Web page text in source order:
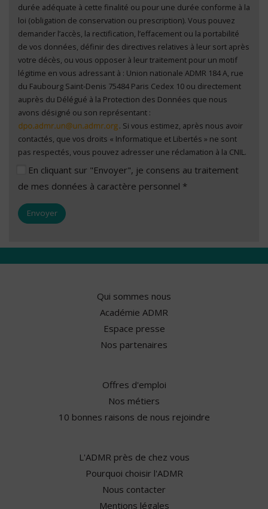
durée adéquate à cette finalité ou pour une durée conforme à la
loi (obligation de conservation ou prescription). Vous pouvez
demander l’accès, la rectification, l’effacement ou la portabilité
de vos données, définir des directives relatives à leur sort après
votre décès, ou vous opposer à leur traitement pour un motif
légitime en vous adressant à : Union nationale ADMR 184 A, rue
du Faubourg Saint-Denis 75484 Paris Cedex 10 ou directement
auprès du Délégué à la Protection des Données que nous
avons désigné ou son représentant :
. Si vous estimez, après nous avoir
contactés, que vos droits « Informatique et Libertés » ne sont
pas respectés, vous pouvez adresser une réclamation à la CNIL.
En cliquant sur "Envoyer", je consens au traitement
de mes données à caractère personnel *
Qui sommes nous
Académie ADMR
Espace presse
Nos partenaires
Offres d'emploi
Nos métiers
10 bonnes raisons de nous rejoindre
L'ADMR près de chez vous
Pourquoi choisir l'ADMR
Nous contacter
Mentions légales